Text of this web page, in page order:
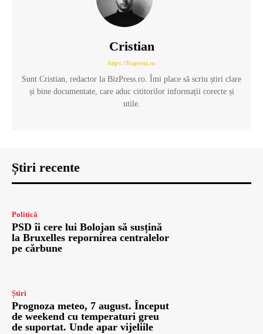
Cristian
https://bizpress.ro
Sunt Cristian, redactor la BizPress.ro. Îmi place să scriu știri clare
și bine documentate, care aduc cititorilor informații corecte și
utile.
Știri recente
Politică
PSD îi cere lui Bolojan să susțină
la Bruxelles repornirea centralelor
pe cărbune
Știri
Prognoza meteo, 7 august. Început
de weekend cu temperaturi greu
de suportat. Unde apar vijeliile